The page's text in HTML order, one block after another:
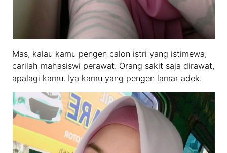
Mas, kalau kamu pengen calon istri yang istimewa,
carilah mahasiswi perawat. Orang sakit saja dirawat,
apalagi kamu. Iya kamu yang pengen lamar adek.